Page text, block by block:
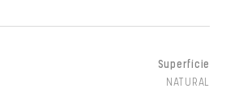
Superfície
NATURAL